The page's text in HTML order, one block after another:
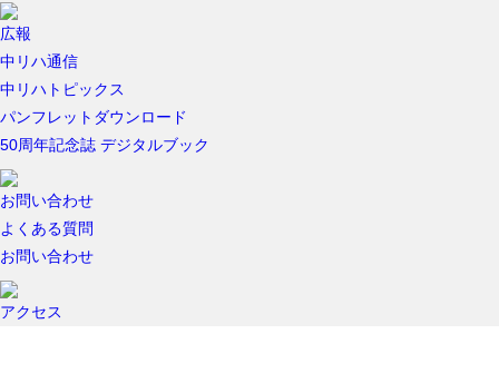
広報
中リハ通信
中リハトピックス
パンフレットダウンロード
50周年記念誌 デジタルブック
お問い合わせ
よくある質問
お問い合わせ
アクセス